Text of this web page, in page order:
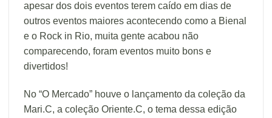
apesar dos dois eventos terem caído em dias de
outros eventos maiores acontecendo como a Bienal
e o Rock in Rio, muita gente acabou não
comparecendo, foram eventos muito bons e
divertidos!
No “O Mercado” houve o lançamento da coleção da
Mari.C, a coleção Oriente.C, o tema dessa edição